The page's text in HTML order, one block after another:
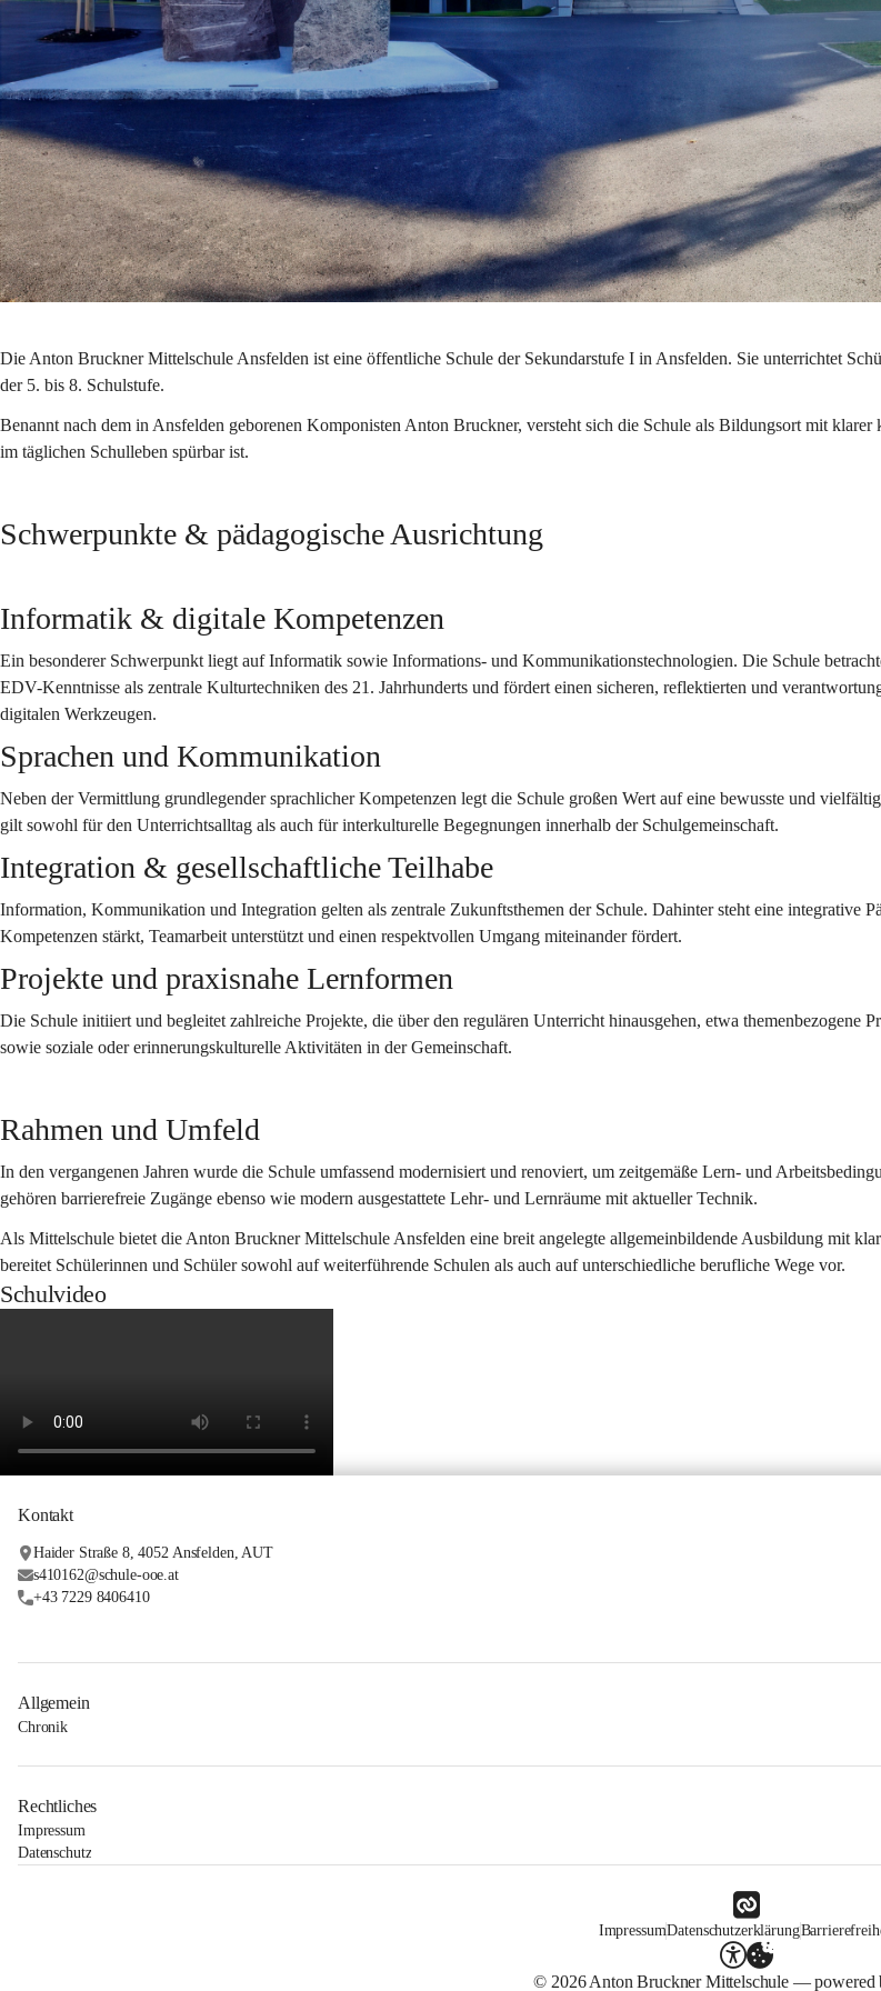
Die Anton Bruckner Mittelschule Ansfelden ist eine öffentliche Schule der Sekundarstufe I in Ansfelden. Sie unterrichtet
der 5. bis 8. Schulstufe.
Benannt nach dem in Ansfelden geborenen Komponisten Anton Bruckner, versteht sich die Schule als Bildungsort mit klarer
im täglichen Schulleben spürbar ist.
Schwerpunkte & pädagogische Ausrichtung
Informatik & digitale Kompetenzen
Ein besonderer Schwerpunkt liegt auf Informatik sowie Informations- und Kommunikationstechnologien. Die Schule
EDV-Kenntnisse als zentrale Kulturtechniken des 21. Jahrhunderts und fördert einen sicheren, reflektierten und
digitalen Werkzeugen.
Sprachen und Kommunikation
Neben der Vermittlung grundlegender sprachlicher Kompetenzen legt die Schule großen Wert auf eine bewusste und
gilt sowohl für den Unterrichtsalltag als auch für interkulturelle Begegnungen innerhalb der Schulgemeinschaft.
Integration & gesellschaftliche Teilhabe
Information, Kommunikation und Integration gelten als zentrale Zukunftsthemen der Schule. Dahinter steht eine integrative
Kompetenzen stärkt, Teamarbeit unterstützt und einen respektvollen Umgang miteinander fördert.
Projekte und praxisnahe Lernformen
Die Schule initiiert und begleitet zahlreiche Projekte, die über den regulären Unterricht hinausgehen, etwa themenbezogene
sowie soziale oder erinnerungskulturelle Aktivitäten in der Gemeinschaft.
Rahmen und Umfeld
In den vergangenen Jahren wurde die Schule umfassend modernisiert und renoviert, um zeitgemäße Lern- und
gehören barrierefreie Zugänge ebenso wie modern ausgestattete Lehr- und Lernräume mit aktueller Technik.
Als Mittelschule bietet die Anton Bruckner Mittelschule Ansfelden eine breit angelegte allgemeinbildende Ausbildung mit
bereitet Schülerinnen und Schüler sowohl auf weiterführende Schulen als auch auf unterschiedliche berufliche Wege vor.
Schulvideo
Kontakt
Haider Straße 8, 4052 Ansfelden, AUT
s410162@schule-ooe.at
+43 7229 8406410
Allgemein
Chronik
Rechtliches
Impressum
Datenschutz
ImpressumDatenschutzerklärung
© 2026 Anton Bruckner Mittelschule — powered